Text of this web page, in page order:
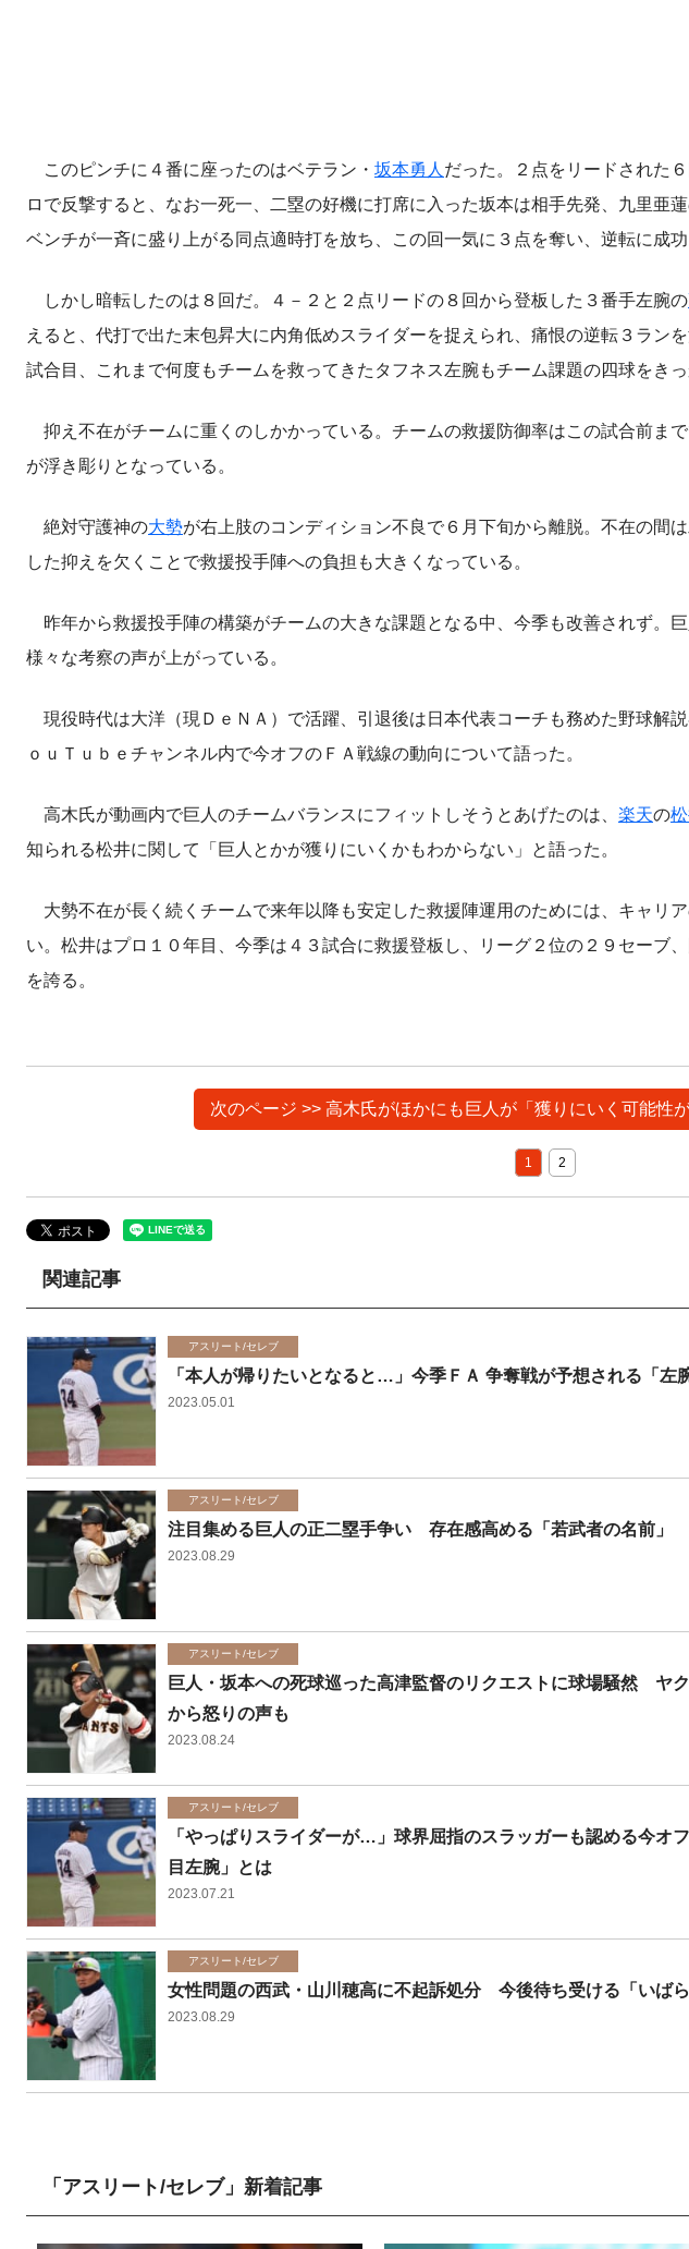
このピンチに４番に座ったのはベテラン・ 坂本勇人 だった。２点をリードされた
ロで反撃すると、なお一死一、二塁の好機に打席に入った坂本は相手先発、九里亜
ベンチが一斉に盛り上がる同点適時打を放ち、この回一気に３点を奪い、逆転に成
しかし暗転したのは８回だ。４－２と２点リードの８回から登板した３番手左腕の
えると、代打で出た末包昇大に内角低めスライダーを捉えられ、痛恨の逆転３ラン
試合目、これまで何度もチームを救ってきたタフネス左腕もチーム課題の四球をき
抑え不在がチームに重くのしかかっている。チームの救援防御率はこの試合前ま
が浮き彫りとなっている。
絶対守護神の大勢が右上肢のコンディション不良で６月下旬から離脱。不在の間は
した抑えを欠くことで救援投手陣への負担も大きくなっている。
昨年から救援投手陣の構築がチームの大きな課題となる中、今季も改善されず。
様々な考察の声が上がっている。
現役時代は大洋（現ＤｅＮＡ）で活躍、引退後は日本代表コーチも務めた野球解
ｏｕＴｕｂｅチャンネル内で今オフのＦＡ戦線の動向について語った。
高木氏が動画内で巨人のチームバランスにフィットしそうとあげたのは、 楽天の
知られる松井に関して「巨人とかが獲りにいくかもわからない」と語った。
大勢不在が長く続くチームで来年以降も安定した救援陣運用のためには、キャリ
い。松井はプロ１０年目、今季は４３試合に救援登板し、リーグ２位の２９セーブ
を誇る。
次のページ >> 高木氏がほかにも巨人が「獲りにいく可能性
1 2
関連記事
アスリート/セレブ
「本人が帰りたいとなると…」今季ＦＡ 争奪戦が予想される「左
2023.05.01
アスリート/セレブ
注目集める巨人の正二塁手争い 存在感高める「若武者の名前」
2023.08.29
アスリート/セレブ
巨人・坂本への死球巡った高津監督のリクエストに球場騒然 ヤ
から怒りの声も
2023.08.24
アスリート/セレブ
「やっぱりスライダーが…」球界屈指のスラッガーも認める今
目左腕」とは
2023.07.21
アスリート/セレブ
女性問題の西武・山川穂高に不起訴処分 今後待ち受ける「いば
2023.08.29
「アスリート/セレブ」新着記事